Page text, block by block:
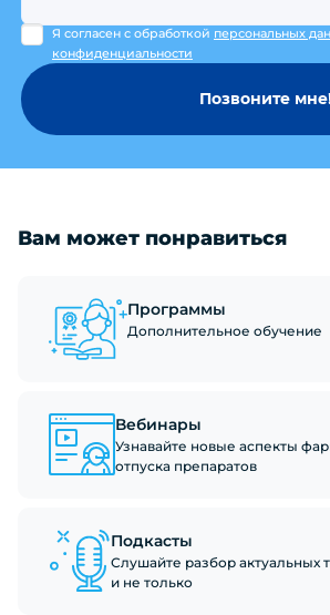
Я согласен с обработкой персональных
конфиденциальности
Позвоните
Вам может понравиться
Программы
Дополнительное обучение
Вебинары
Узнавайте новые аспекты
отпуска препаратов
Подкасты
Слушайте разбор актуальных
и не только